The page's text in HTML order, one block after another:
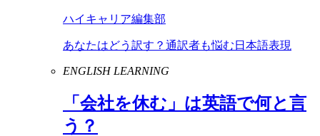
ハイキャリア編集部
あなたはどう訳す？通訳者も悩む日本語表現
ENGLISH LEARNING
「会社を休む」は英語で何と言
う？